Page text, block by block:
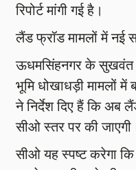
रिपोर्ट मांगी गई है।
लैंड फ्रॉड मामलों में नई
ऊधमसिंहनगर के सुखवंत
भूमि धोखाधड़ी मामलों में
ने निर्देश दिए हैं कि अब
सीओ स्तर पर की
सीओ यह स्पष्ट करेगा कि